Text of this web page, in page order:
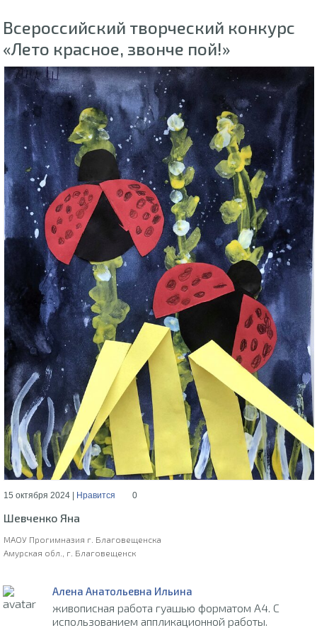
Всероссийский творческий конкурс
«Лето красное, звонче пой!»
15 октября 2024 | Нравится 0
Шевченко Яна
МАОУ Прогимназия г. Благовещенска
Амурская обл., г. Благовещенск
Алена Анатольевна Ильина
живописная работа гуашью форматом А4. С
использованием аппликационной работы.